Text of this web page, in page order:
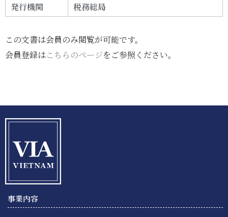
発行機関
税務総局
この文書は会員のみ閲覧が可能です。
会員登録はこちらのページをご参照ください。
事業内容